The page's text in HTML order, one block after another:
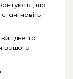
, що
навіть
та
вашого